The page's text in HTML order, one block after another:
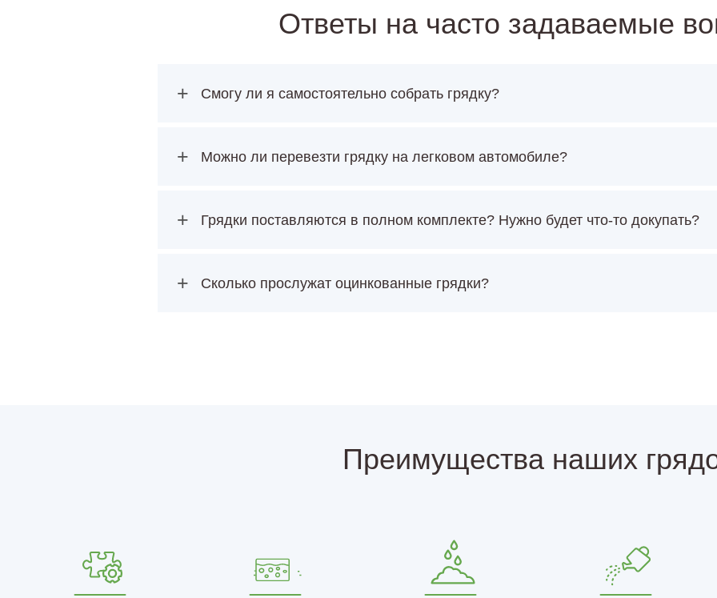
Ответы на часто задаваемые
+ Смогу ли я самостоятельно собрать грядку?
+ Можно ли перевезти грядку на легковом автомобиле?
+ Грядки поставляются в полном комплекте? Нужно будет что-то докупать?
+ Сколько прослужат оцинкованные грядки?
Преимущества наших